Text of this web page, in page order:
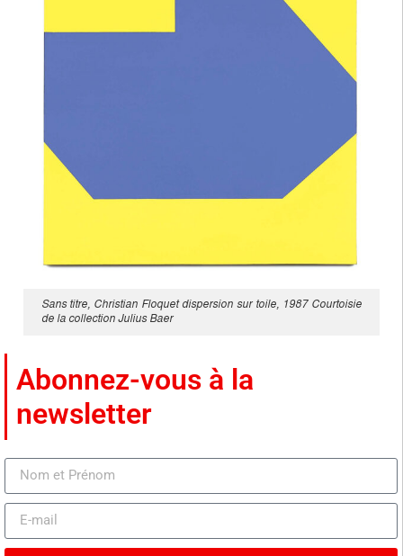
Sans titre, Christian Floquet dispersion sur toile, 1987 Courtoisie
de la collection Julius Baer
Abonnez-vous à la
newsletter